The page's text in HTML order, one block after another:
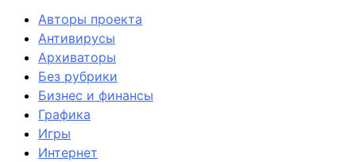
Авторы проекта
Антивирусы
Архиваторы
Без рубрики
Бизнес и финансы
Графика
Игры
Интернет